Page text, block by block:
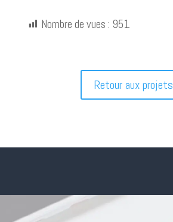
Nombre de vues : 951
Retour aux projets